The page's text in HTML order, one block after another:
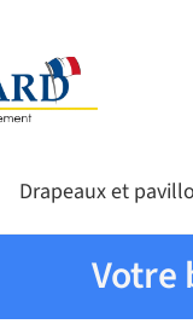
Drapeaux et
Votre